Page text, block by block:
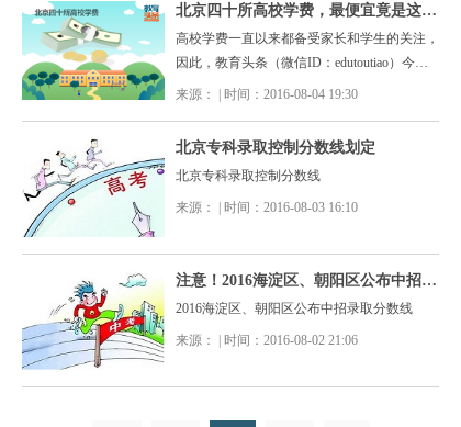
北京四十所高校学费，最便宜竟是这两所
高校学费一直以来都备受家长和学生的关注，
因此，教育头条（微信ID：edutoutiao）今天
就整理了北京四十所高校的学费信息表。快来
来源： | 时间：2016-08-04 19:30
北京专科录取控制分数线划定
北京专科录取控制分数线
来源： | 时间：2016-08-03 16:10
注意！2016海淀区、朝阳区公布中招录取分数线
2016海淀区、朝阳区公布中招录取分数线
来源： | 时间：2016-08-02 21:06